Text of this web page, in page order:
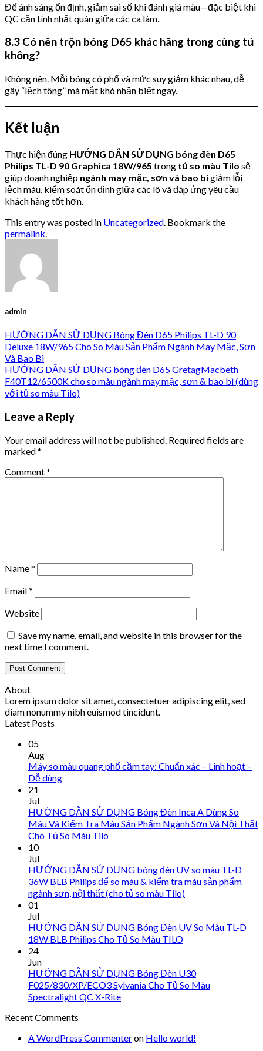
Để ánh sáng ổn định, giảm sai số khi đánh giá màu—đặc biệt khi
QC cần tính nhất quán giữa các ca làm.
8.3 Có nên trộn bóng D65 khác hãng trong cùng tủ
không?
Không nên. Mỗi bóng có phổ và mức suy giảm khác nhau, dễ
gây “lệch tông” mà mắt khó nhận biết ngay.
Kết luận
Thực hiện đúng HƯỚNG DẪN SỬ DỤNG bóng đèn D65
Philips TL-D 90 Graphica 18W/965 trong tủ so màu Tilo sẽ
giúp doanh nghiệp ngành may mặc, sơn và bao bì giảm lỗi
lệch màu, kiểm soát ổn định giữa các lô và đáp ứng yêu cầu
khách hàng tốt hơn.
This entry was posted in Uncategorized. Bookmark the
permalink.
admin
HƯỚNG DẪN SỬ DỤNG Bóng Đèn D65 Philips TL-D 90
Deluxe 18W/965 Cho So Màu Sản Phẩm Ngành May Mặc, Sơn
Và Bao Bì
HƯỚNG DẪN SỬ DỤNG bóng đèn D65 GretagMacbeth
F40T12/6500K cho so màu ngành may mặc, sơn & bao bì (dùng
với tủ so màu Tilo)
Leave a Reply
Your email address will not be published. Required fields are
marked*
Comment*
Name*
Email*
Website
Save my name, email, and website in this browser for the
next time I comment.
About
Lorem ipsum dolor sit amet, consectetuer adipiscing elit, sed
diam nonummy nibh euismod tincidunt.
Latest Posts
05
Aug
Máy so màu quang phổ cầm tay: Chuẩn xác – Linh hoạt –
Dễ dùng
21
Jul
HƯỚNG DẪN SỬ DỤNG Bóng Đèn Inca A Dùng So
Màu Và Kiểm Tra Màu Sản Phẩm Ngành Sơn Và Nội Thất
Cho Tủ So Màu Tilo
10
Jul
HƯỚNG DẪN SỬ DỤNG bóng đèn UV so màu TL-D
36W BLB Philips để so màu & kiểm tra màu sản phẩm
ngành sơn, nội thất (cho tủ so màu Tilo)
01
Jul
HƯỚNG DẪN SỬ DỤNG Bóng Đèn UV So Màu TL-D
18W BLB Philips Cho Tủ So Màu TILO
24
Jun
HƯỚNG DẪN SỬ DỤNG Bóng Đèn U30
F025/830/XP/ECO3 Sylvania Cho Tủ So Màu
Spectralight QC X-Rite
Recent Comments
A WordPress Commenteron Hello world!